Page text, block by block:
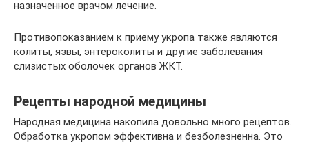
назначенное врачом лечение.
Противопоказанием к приему укропа также являются
колиты, язвы, энтероколиты и другие заболевания
слизистых оболочек органов ЖКТ.
Рецепты народной медицины
Народная медицина накопила довольно много рецептов.
Обработка укропом эффективна и безболезненна. Это